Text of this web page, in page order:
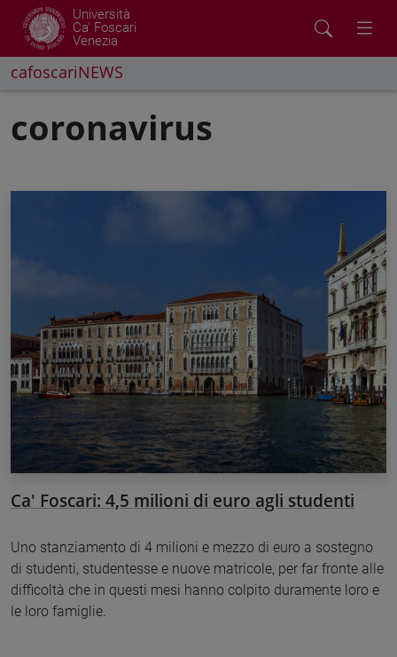
Università
Ca' Foscari
Venezia
cafoscariNEWS
coronavirus
Ca' Foscari: 4,5 milioni di euro agli studenti
Uno stanziamento di 4 milioni e mezzo di euro a sostegno
di studenti, studentesse e nuove matricole, per far fronte alle
difficoltà che in questi mesi hanno colpito duramente loro e
le loro famiglie.